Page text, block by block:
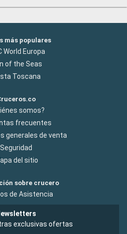
más populares
World Europa
of the Seas
Toscana
somos?
frecuentes
generales de venta
Seguridad
del sitio
sobre crucero
de Asistencia
exclusivas ofertas